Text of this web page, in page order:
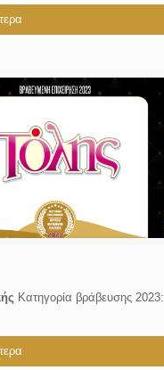
Κατηγορία βράβευσης 2023: